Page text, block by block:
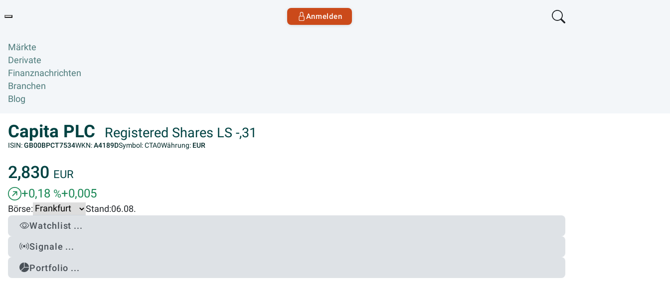
Anmelden
Märkte
Derivate
Finanznachrichten
Branchen
Blog
Capita PLC Registered Shares LS -,31
ISIN:GB00BPCT7534WKN:A4189DSymbol: CTA0Währung: EUR
2,830 EUR
+0,18 %+0,005
Börse: Stand:06.08.
Watchlist ...
Signale ...
Portfolio ...